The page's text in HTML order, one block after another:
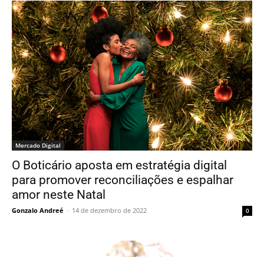
Mercado Digital
O Boticário aposta em estratégia digital
para promover reconciliações e espalhar
amor neste Natal
Gonzalo Andreé - 14 de dezembro de 2022 0